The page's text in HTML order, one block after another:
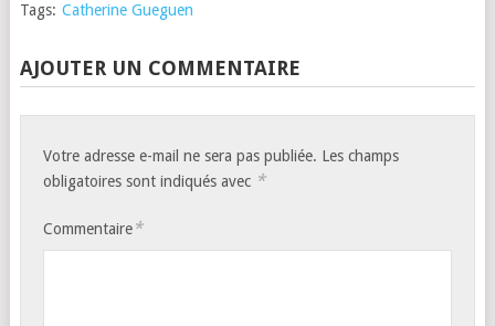
Tags: Catherine Gueguen
AJOUTER UN COMMENTAIRE
Votre adresse e-mail ne sera pas publiée. Les champs
obligatoires sont indiqués avec *
Commentaire*